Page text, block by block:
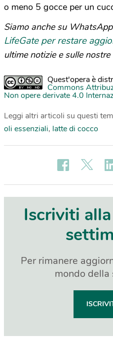
o meno 5 gocce per un
Siamo anche su
LifeGate per restare
ultime notizie e sulle
Quest'opera è
Commons
Non opere derivate 4.0
Leggi altri articoli su questi
oli essenziali, latte di cocco
Iscriviti
Per rimanere
mondo